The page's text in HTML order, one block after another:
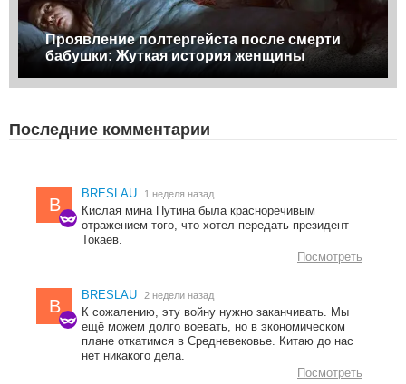
Проявление полтергейста после смерти
бабушки: Жуткая история женщины
Последние комментарии
B
BRESLAU 1 неделя назад
Кислая мина Путина была красноречивым
отражением того, что хотел передать президент
Токаев.
Посмотреть
B
BRESLAU 2 недели назад
К сожалению, эту войну нужно заканчивать. Мы
ещё можем долго воевать, но в экономическом
плане откатимся в Средневековье. Китаю до нас
нет никакого дела.
Посмотреть